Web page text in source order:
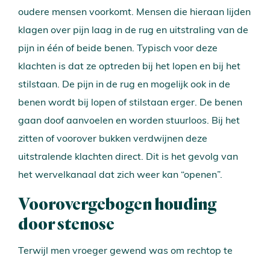
oudere mensen voorkomt. Mensen die hieraan lijden
klagen over pijn laag in de rug en uitstraling van de
pijn in één of beide benen. Typisch voor deze
klachten is dat ze optreden bij het lopen en bij het
stilstaan. De pijn in de rug en mogelijk ook in de
benen wordt bij lopen of stilstaan erger. De benen
gaan doof aanvoelen en worden stuurloos. Bij het
zitten of voorover bukken verdwijnen deze
uitstralende klachten direct. Dit is het gevolg van
het wervelkanaal dat zich weer kan “openen”.
Voorovergebogen houding
door stenose
Terwijl men vroeger gewend was om rechtop te